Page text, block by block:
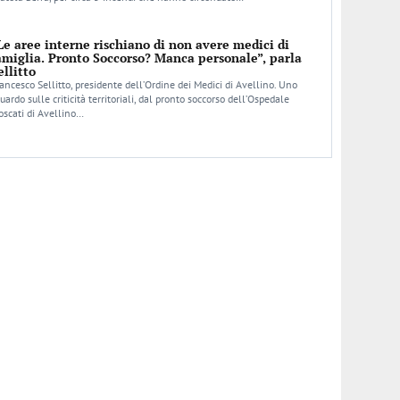
aree interne rischiano di non avere medici di
Pronto Soccorso? Manca personale”, parla
Sellitto, presidente dell’Ordine dei Medici di Avellino. Uno
sulle criticità territoriali, dal pronto soccorso dell’Ospedale
di Avellino…